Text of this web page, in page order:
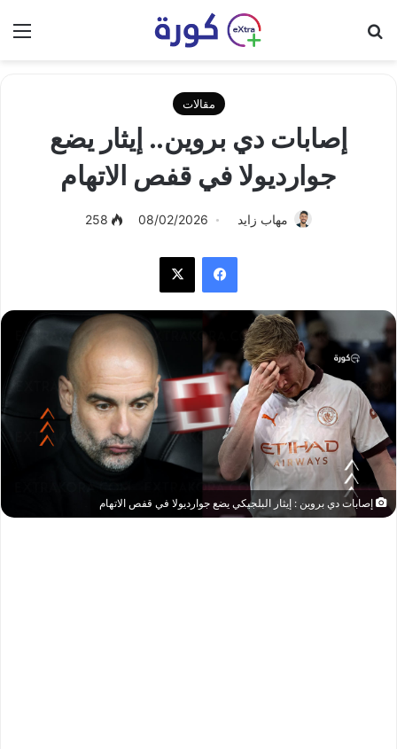
مقالات
إصابات دي بروين.. إيثار يضع
جوارديولا في قفص الاتهام
مهاب زايد 08/02/2026
258
فيسبوك
إصابات دي بروين : إيثار البلجيكي يضع جوارديولا في قفص الاتهام